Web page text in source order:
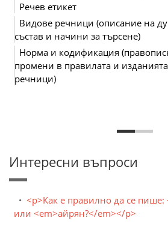
Речев етикет
Видове речници (описание на
състав и начини за търсене)
Норма и кодификация
промени в правилата и
речници)
Интересни въпроси
<p>Как е правилно да се
или <em>айрян?</em></p>